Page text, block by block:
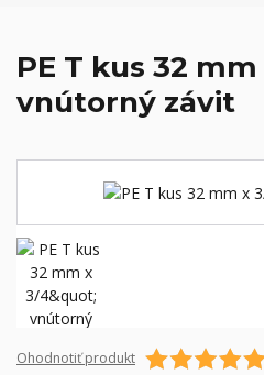
PE T kus 32
vnútorný závit
Ohodnotiť produkt